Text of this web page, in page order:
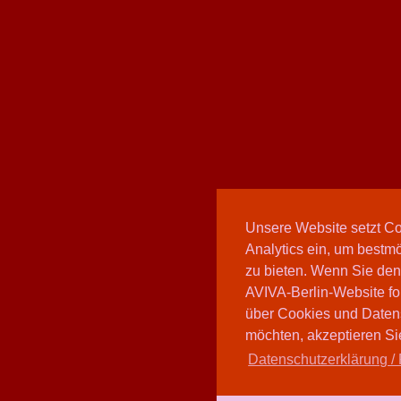
Unsere Website setzt
Analytics ein, um
zu bieten. Wenn Sie
AVIVA-Berlin-Website
über Cookies und
möchten, akzeptieren
Datenschutzerklärung /